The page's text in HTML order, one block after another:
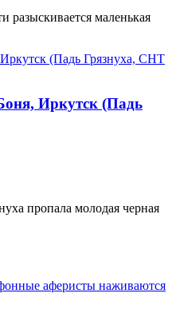
разыскивается маленькая
Иркутск (Падь
пропала молодая черная